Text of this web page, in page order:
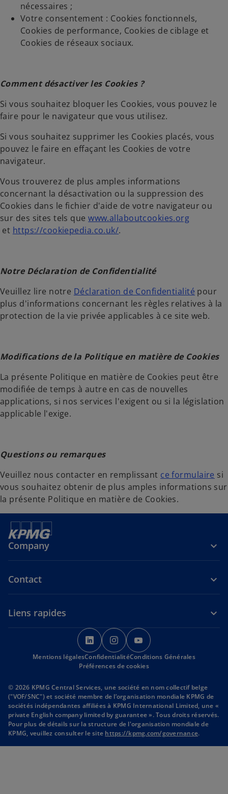
nécessaires ;
Votre consentement : Cookies fonctionnels,
Cookies de performance, Cookies de ciblage et
Cookies de réseaux sociaux.
Comment désactiver les Cookies ?
Si vous souhaitez bloquer les Cookies, vous pouvez le
faire pour le navigateur que vous utilisez.
Si vous souhaitez supprimer les Cookies placés, vous
pouvez le faire en effaçant les Cookies de votre
navigateur.
Vous trouverez de plus amples informations
concernant la désactivation ou la suppression des
Cookies dans le fichier d'aide de votre navigateur ou
sur des sites tels quewww.allaboutcookies.org
s
u
r
e
d
s
n
n
o
u
o
n
g
l
e
et https://cookiepedia.co.uk/s
u
r
e
d
n
n
o
n
g
l
e
.
Notre Déclaration de Confidentialité
Veuillez lire notre Déclaration de Confidentialité pour
plus d'informations concernant les règles relatives à la
protection de la vie privée applicables à ce site web.
Modifications de la Politique en matière de Cookies
La présente Politique en matière de Cookies peut être
modifiée de temps à autre en cas de nouvelles
applications, si nos services l'exigent ou si la législation
applicable l'exige.
Questions ou remarques
Veuillez nous contacter en remplissant ce formulaire s
’
u
e
d
n
s
o
n
si
vous souhaitez obtenir de plus amples informations sur
la présente Politique en matière de Cookies.
Company
Contact
Liens rapides
s
’
o
u
r
e
d
a
n
s
’
o
u
v
r
e
d
a
n
’
o
r
e
d
a
n
Mentions légalesConfidentialitéConditions Générales
Préférences de cookies
© 2026 KPMG Central Services, une société en nom collectif belge
("VOF/SNC") et société membre de l’organisation mondiale KPMG de
sociétés indépendantes affiliées à KPMG International Limited, une «
private English company limited by guarantee ». Tous droits réservés.
Pour plus de détails sur la structure de l'organisation mondiale de
KPMG, veuillez consulter le site https://kpmg.com/governances.